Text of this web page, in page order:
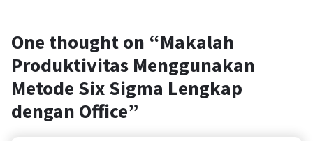
One thought on “Makalah
Produktivitas Menggunakan
Metode Six Sigma Lengkap
dengan Office”